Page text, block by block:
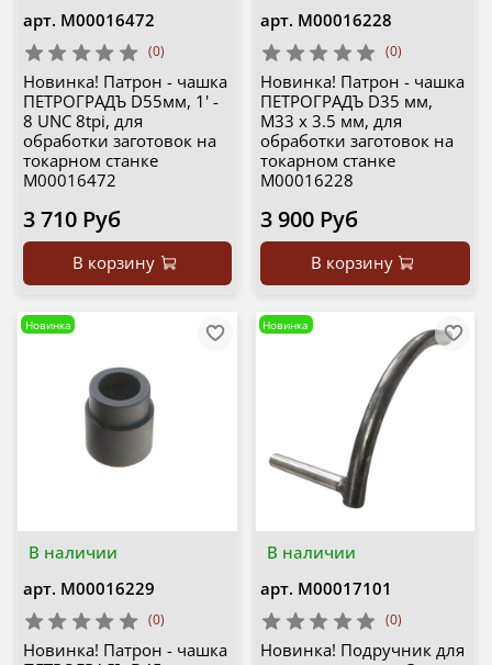
арт. М00016472
(0)
Новинка! Патрон - чашка
ПЕТРОГРАДЪ D55мм, 1' -
8 UNC 8tpi, для
обработки заготовок на
токарном станке
М00016472
3 710 Руб
В корзину
арт. М00016228
(0)
Новинка! Патрон - чашка
ПЕТРОГРАДЪ D35 мм,
М33 х 3.5 мм, для
обработки заготовок на
токарном станке
М00016228
3 900 Руб
В корзину
В наличии
Новинка
арт. М00016229
(0)
Новинка! Патрон - чашка
В наличии
Новинка
арт. М00017101
(0)
Новинка! Подручник для